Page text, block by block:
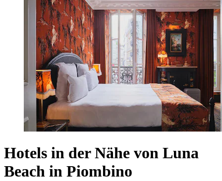
Hotels in der Nähe von Luna
Beach in Piombino